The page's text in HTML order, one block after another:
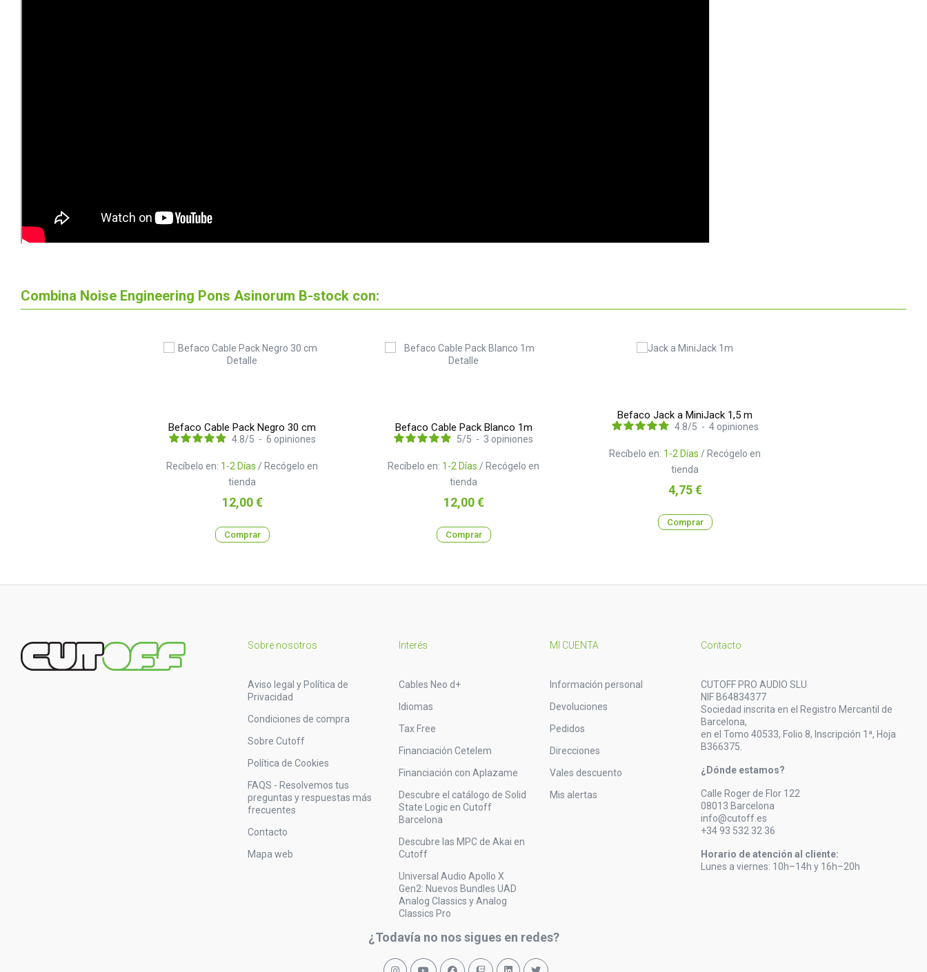
Combina Noise Engineering Pons Asinorum B-stock con:
Befaco Cable Pack Negro 30 cm
Recíbelo en: 1-2 Días / Recógelo en
tienda
4.8/5 - 6 opiniones
Precio
12,00 €
Comprar
Befaco Cable Pack Blanco 1m
Recíbelo en: 1-2 Días / Recógelo en
tienda
5/5 - 3 opiniones
Precio
12,00 €
Comprar
Befaco Jack a MiniJack 1,5 m
Recíbelo en: 1-2 Días / Recógelo en
tienda
4.8/5 - 4 opiniones
Precio
4,75 €
Comprar
Sobre nosotros
Aviso legal y Política de
Privacidad
Condiciones de compra
Sobre Cutoff
Política de Cookies
FAQS - Resolvemos tus
preguntas y respuestas más
frecuentes
Contacto
Mapa web
Interés
Cables Neo d+
Idiomas
Tax Free
Financiación Cetelem
Financiación con Aplazame
Descubre el catálogo de Solid
State Logic en Cutoff
Barcelona
Descubre las MPC de Akai en
Cutoff
Universal Audio Apollo X
Gen2: Nuevos Bundles UAD
Analog Classics y Analog
Classics Pro
MI CUENTA
Información personal
Devoluciones
Pedidos
Direcciones
Vales descuento
Mis alertas
Contacto
CUTOFF PRO AUDIO SLU
NIF B64834377
Sociedad inscrita en el Registro Mercantil de
Barcelona,
en el Tomo 40533, Folio 8, Inscripción 1ª, Hoja
B366375.
¿Dónde estamos?
Calle Roger de Flor 122
08013 Barcelona
info@cutoff.es
+34 93 532 32 36
Horario de atención al cliente:
Lunes a viernes: 10h–14h y 16h–20h
¿Todavía no nos sigues en redes?